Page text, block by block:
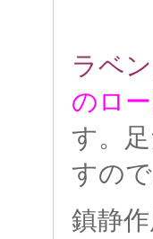
ラベ
のロ
す。
すの
鎮静